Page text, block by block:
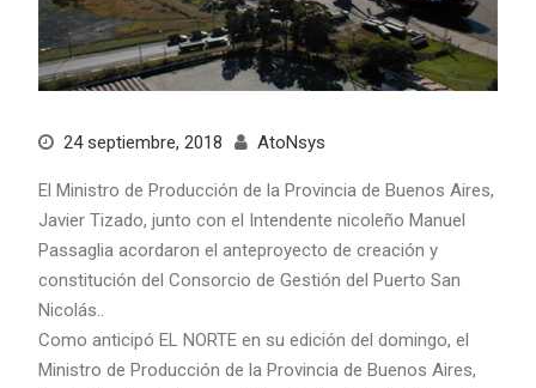
24 septiembre, 2018 AtoNsys
El Ministro de Producción de la Provincia de Buenos Aires,
Javier Tizado, junto con el Intendente nicoleño Manuel
Passaglia acordaron el anteproyecto de creación y
constitución del Consorcio de Gestión del Puerto San
Nicolás..
Como anticipó EL NORTE en su edición del domingo, el
Ministro de Producción de la Provincia de Buenos Aires,